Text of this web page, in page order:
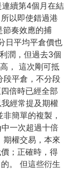
續第4個月在結
以即使錯過港
奏效應的捕
日平均平倉價也
潤，但過去3個
， 這次剛可抵
段平倉，不分段
倍時已經全部
經常提及期權
簡單的複製，
一次超過十倍
期權交易，本來
；正確時，得
。 但這些衍生